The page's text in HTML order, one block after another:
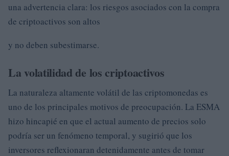
una advertencia clara: los riesgos asociados con la compra
de criptoactivos son altos
y no deben subestimarse.
La volatilidad de los criptoactivos
La naturaleza altamente volátil de las criptomonedas es
uno de los principales motivos de preocupación. La ESMA
hizo hincapié en que el actual aumento de precios solo
podría ser un fenómeno temporal, y sugirió que los
inversores reflexionaran detenidamente antes de tomar